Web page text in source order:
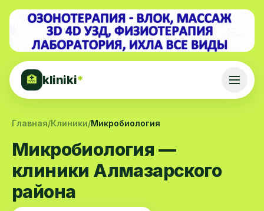
🏥 kliniki*
Главная/Клиники/Микробиология
Микробиология —
клиники Алмазарского
района